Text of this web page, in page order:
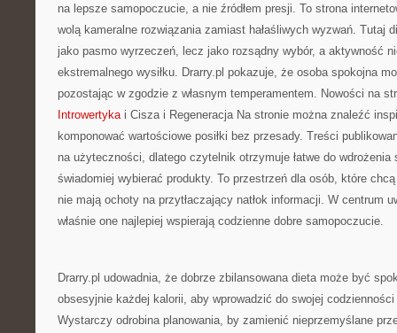
na lepsze samopoczucie, a nie źródłem presji. To strona
wolą kameralne rozwiązania zamiast hałaśliwych wyzwań. Tutaj
jako pasmo wyrzeczeń, lecz jako rozsądny wybór, a aktywność
ekstremalnego wysiłku. Drarry.pl pokazuje, że osoba spokojna
pozostając w zgodzie z własnym temperamentem. Nowości na
Introwertykai Cisza i Regeneracja Na stronie można znaleźć
komponować wartościowe posiłki bez przesady. Treści
na użyteczności, dlatego czytelnik otrzymuje łatwe do wdrożenia
świadomiej wybierać produkty. To przestrzeń dla osób, które
nie mają ochoty na przytłaczający natłok informacji. W centrum
właśnie one najlepiej wspierają codzienne dobre samopoczucie.
Drarry.pl udowadnia, że dobrze zbilansowana dieta może być
obsesyjnie każdej kalorii, aby wprowadzić do swojej
Wystarczy odrobina planowania, by zamienić nieprzemyślane